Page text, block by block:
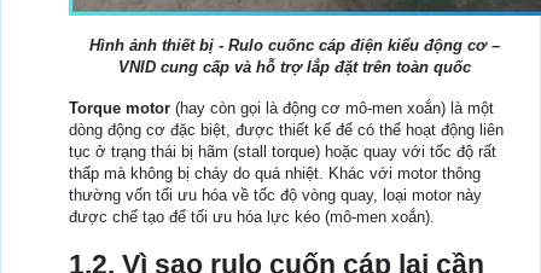
Hình ảnh thiết bị - Rulo cuốnc cáp điện kiểu động cơ –
VNID cung cấp và hỗ trợ lắp đặt trên toàn quốc
Torque motor (hay còn gọi là động cơ mô-men xoắn) là một
dòng động cơ đặc biệt, được thiết kế để có thể hoạt động liên
tục ở trạng thái bị hãm (stall torque) hoặc quay với tốc độ rất
thấp mà không bị cháy do quá nhiệt. Khác với motor thông
thường vốn tối ưu hóa về tốc độ vòng quay, loại motor này
được chế tạo để tối ưu hóa lực kéo (mô-men xoắn).
1.2. Vì sao rulo cuốn cáp lại cần